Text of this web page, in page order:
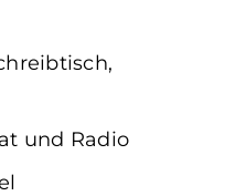
und Radio